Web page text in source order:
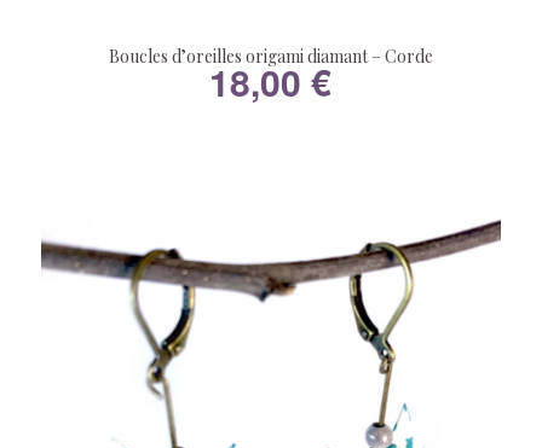
Boucles d’oreilles origami diamant – Corde
18,00€